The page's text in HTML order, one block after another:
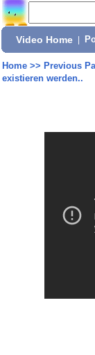
Video Home
Home>> Previous
existieren werden..